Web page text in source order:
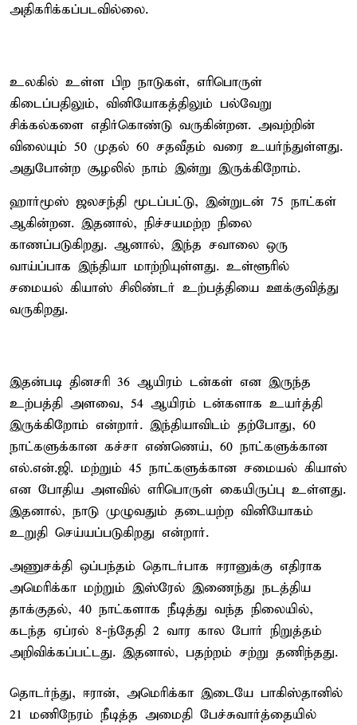
அதிகரிக்கப்படவில்லை.
உலகில் உள்ள பிற நாடுகள், எரிபொருள்
கிடைப்பதிலும், வினியோகத்திலும் பல்வேறு
சிக்கல்களை எதிர்கொண்டு வருகின்றன. அவற்றின்
விலையும் 50 முதல் 60 சதவீதம் வரை உயர்ந்துள்ளது.
அதுபோன்ற சூழலில் நாம் இன்று இருக்கிறோம்.
ஹார்மூஸ் ஜலசந்தி மூடப்பட்டு, இன்றுடன் 75 நாட்கள்
ஆகின்றன. இதனால், நிச்சயமற்ற நிலை
காணப்படுகிறது. ஆனால், இந்த சவாலை ஒரு
வாய்ப்பாக இந்தியா மாற்றியுள்ளது. உள்ளூரில்
சமையல் கியாஸ் சிலிண்டர் உற்பத்தியை ஊக்குவித்து
வருகிறது.
இதன்படி தினசரி 36 ஆயிரம் டன்கள் என இருந்த
உற்பத்தி அளவை, 54 ஆயிரம் டன்களாக உயர்த்தி
இருக்கிறோம் என்றார். இந்தியாவிடம் தற்போது, 60
நாட்களுக்கான கச்சா எண்ணெய், 60 நாட்களுக்கான
எல்.என்.ஜி. மற்றும் 45 நாட்களுக்கான சமையல் கியாஸ்
என போதிய அளவில் எரிபொருள் கையிருப்பு உள்ளது.
இதனால், நாடு முழுவதும் தடையற்ற வினியோகம்
உறுதி செய்யப்படுகிறது என்றார்.
அணுசக்தி ஒப்பந்தம் தொடர்பாக ஈரானுக்கு எதிராக
அமெரிக்கா மற்றும் இஸ்ரேல் இணைந்து நடத்திய
தாக்குதல், 40 நாட்களாக நீடித்து வந்த நிலையில்,
கடந்த ஏப்ரல் 8-ந்தேதி 2 வார கால போர் நிறுத்தம்
அறிவிக்கப்பட்டது. இதனால், பதற்றம் சற்று தணிந்தது.
தொடர்ந்து, ஈரான், அமெரிக்கா இடையே பாகிஸ்தானில்
21 மணிநேரம் நீடித்த அமைதி பேச்சுவார்த்தையில்